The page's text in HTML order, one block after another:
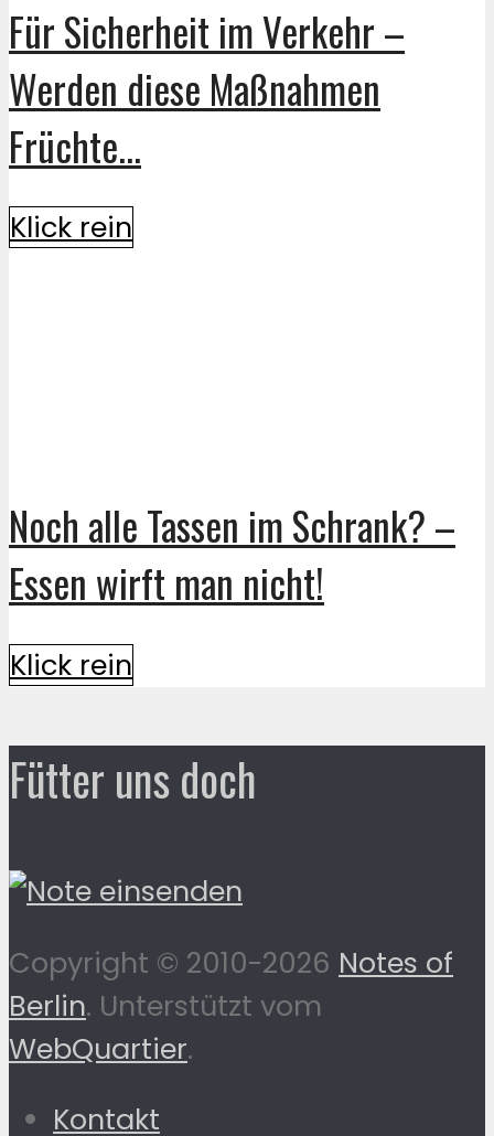
Für Sicherheit im Verkehr –
Werden diese Maßnahmen
Früchte...
Klick rein
Noch alle Tassen im Schrank? –
Essen wirft man nicht!
Klick rein
Fütter uns doch
Copyright © 2010-2026 Notes of
Berlin. Unterstützt vom
WebQuartier.
Kontakt